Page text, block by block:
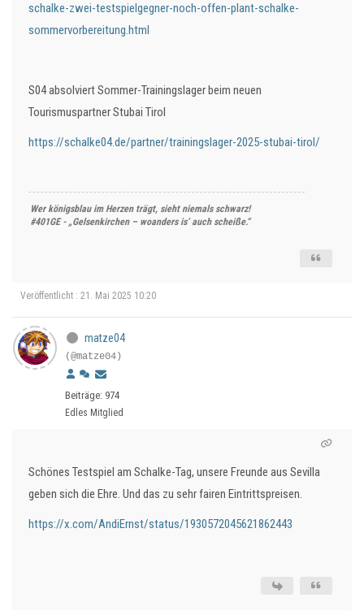
schalke-zwei-testspielgegner-noch-offen-plant-schalke-
sommervorbereitung.html
S04 absolviert Sommer-Trainingslager beim neuen
Tourismuspartner Stubai Tirol
https://schalke04.de/partner/trainingslager-2025-stubai-tirol/
Wer königsblau im Herzen trägt, sieht niemals schwarz!
#401GE - „Gelsenkirchen – woanders is’ auch scheiße.“
Veröffentlicht : 21. Mai 2025 10:20
matze04
(@matze04)
Beiträge: 974
Edles Mitglied
Schönes Testspiel am Schalke-Tag, unsere Freunde aus Sevilla
geben sich die Ehre. Und das zu sehr fairen Eintrittspreisen.
https://x.com/AndiErnst/status/1930572045621862443